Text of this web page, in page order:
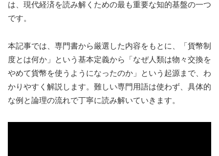
は、現代経済を読み解くための最も重要な知的基盤の一つ
です。
本記事では、専門書から厳選した内容をもとに、「貨幣制
度とは何か」という基本定義から「なぜ人類は物々交換を
やめて貨幣を使うようになったのか」という起源まで、わ
かりやすく解説します。難しい専門用語は使わず、具体的
な例と論理の流れで丁寧に読み解いていきます。